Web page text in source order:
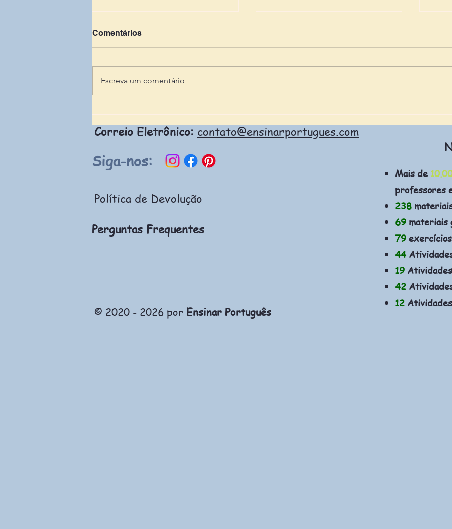
CELPE-Bras
imigrantes e revisa Língua
Não Materna
Comentários
Escreva um comentário
Correio Eletrônico: contato@ensinarportugues.com
Siga-nos:
Política de Devolução
Perguntas Frequentes
© 2020 - 2026 por Ensinar Português
Mais de
professores
238
69 materiais
79 exercícios
44
19
42
12